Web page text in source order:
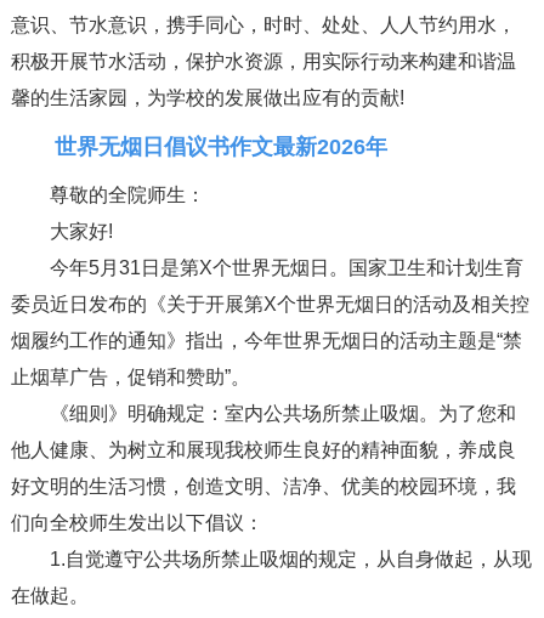
意识、节水意识，携手同心，时时、处处、人人节约用水，
积极开展节水活动，保护水资源，用实际行动来构建和谐温
馨的生活家园，为学校的发展做出应有的贡献!
世界无烟日倡议书作文最新2026年
尊敬的全院师生：
大家好!
今年5月31日是第X个世界无烟日。国家卫生和计划生育
委员近日发布的《关于开展第X个世界无烟日的活动及相关控
烟履约工作的通知》指出，今年世界无烟日的活动主题是“禁
止烟草广告，促销和赞助”。
《细则》明确规定：室内公共场所禁止吸烟。为了您和
他人健康、为树立和展现我校师生良好的精神面貌，养成良
好文明的生活习惯，创造文明、洁净、优美的校园环境，我
们向全校师生发出以下倡议：
1.自觉遵守公共场所禁止吸烟的规定，从自身做起，从现
在做起。